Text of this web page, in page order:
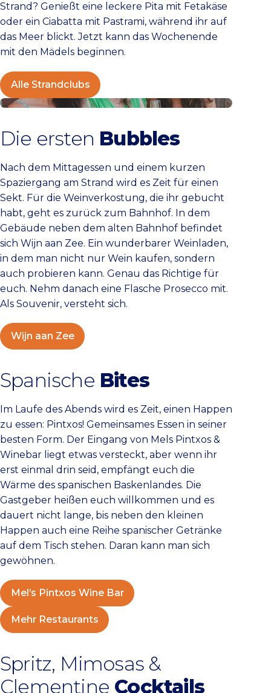
Strand? Genießt eine leckere Pita mit Fetakäse
oder ein Ciabatta mit Pastrami, während ihr auf
das Meer blickt. Jetzt kann das Wochenende
mit den Mädels beginnen.
Alle Strandclubs
Wijn aan Zee
Die ersten Bubbles
Nach dem Mittagessen und einem kurzen
Spaziergang am Strand wird es Zeit für einen
Sekt. Für die Weinverkostung, die ihr gebucht
habt, geht es zurück zum Bahnhof. In dem
Gebäude neben dem alten Bahnhof befindet
sich Wijn aan Zee. Ein wunderbarer Weinladen,
in dem man nicht nur Wein kaufen, sondern
auch probieren kann. Genau das Richtige für
euch. Nehm danach eine Flasche Prosecco mit.
Als Souvenir, versteht sich.
Wijn aan Zee
Spanische Bites
Im Laufe des Abends wird es Zeit, einen Happen
zu essen: Pintxos! Gemeinsames Essen in seiner
besten Form. Der Eingang von Mels Pintxos &
Winebar liegt etwas versteckt, aber wenn ihr
erst einmal drin seid, empfängt euch die
Wärme des spanischen Baskenlandes. Die
Gastgeber heißen euch willkommen und es
dauert nicht lange, bis neben den kleinen
Happen auch eine Reihe spanischer Getränke
auf dem Tisch stehen. Daran kann man sich
gewöhnen.
Mel’s Pintxos Wine Bar
Mehr Restaurants
Spritz, Mimosas &
Clementine Cocktails